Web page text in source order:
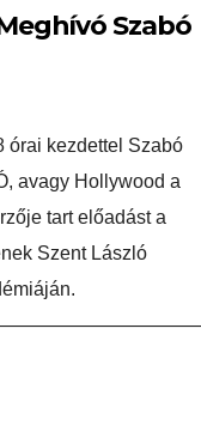
Szabó
órai kezdettel Szabó
avagy Hollywood a
tart előadást a
Szent László